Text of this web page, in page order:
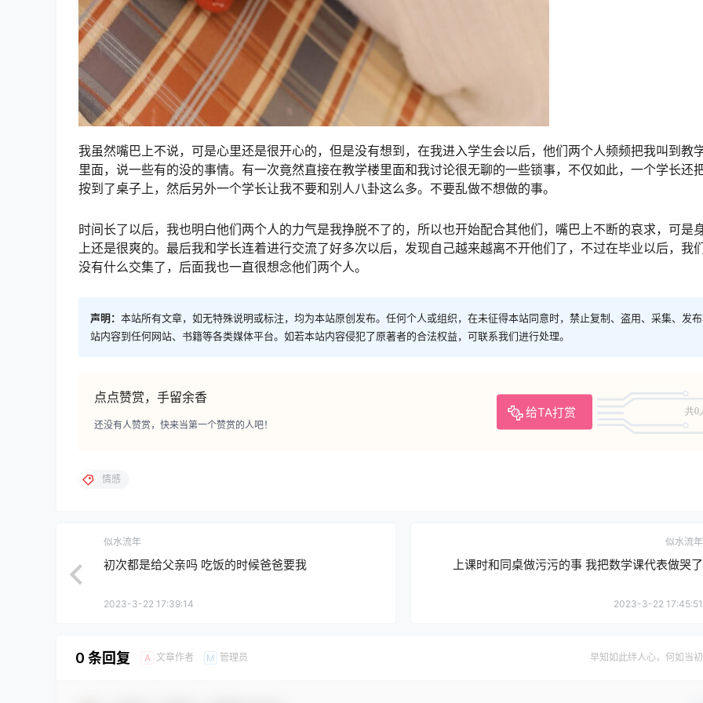
我虽然嘴巴上不说，可是心里还是很开心的，但是没有想到，在我进入学生会以后，他们两个人频频把我叫到教
里面，说一些有的没的事情。有一次竟然直接在教学楼里面和我讨论很无聊的一些锁事，不仅如此，一个学长还
按到了桌子上，然后另外一个学长让我不要和别人八卦这么多。不要乱做不想做的事。
时间长了以后，我也明白他们两个人的力气是我挣脱不了的，所以也开始配合其他们，嘴巴上不断的哀求，可是
上还是很爽的。最后我和学长连着进行交流了好多次以后，发现自己越来越离不开他们了，不过在毕业以后，我
没有什么交集了，后面我也一直很想念他们两个人。
声明： 本站所有文章，如无特殊说明或标注，均为本站原创发布。任何个人或组织，在未征得本站同意时，禁止复制、盗用、采集、发
站内容到任何网站、书籍等各类媒体平台。如若本站内容侵犯了原著者的合法权益，可联系我们进行处理。
点点赞赏，手留余香
给TA打赏 共0
还没有人赞赏，快来当第一个赞赏的人吧！
情感
似水流年
初次都是给父亲吗 吃饭的时候爸爸要我
2023-3-22 17:39:14
似水流年
上课时和同桌做污污的事 我把数学课代表做哭了
2023-3-22 17:45:51
0 条回复 A 文章作者 M 管理员 早知如此绊人心，何如当